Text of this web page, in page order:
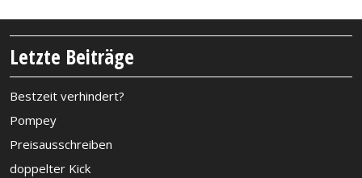
Letzte Beiträge
Bestzeit verhindert?
Pompey
Preisausschreiben
doppelter Kick